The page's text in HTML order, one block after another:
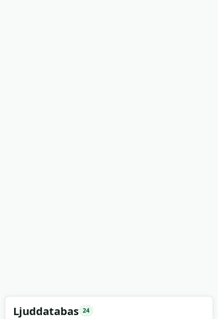
Ljuddatabas 24